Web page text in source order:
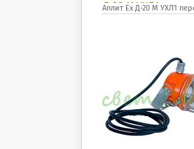
Д-20 М УХЛ1
Аплит Ех Д-20 М УХЛ1